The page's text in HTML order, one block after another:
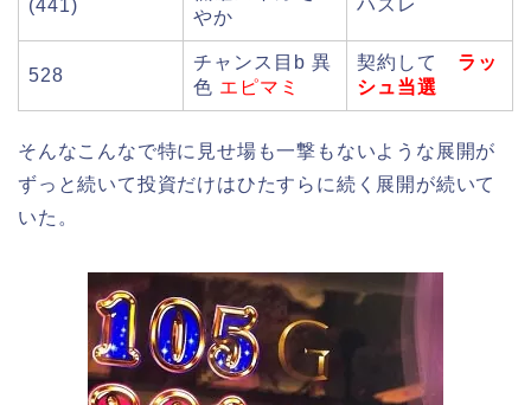
(441)
やか
ハズレ
528
チャンス目b 異
色 エピマミ
契約して ラッ
シュ当選
そんなこんなで特に見せ場も一撃もないような展開が
ずっと続いて投資だけはひたすらに続く展開が続いて
いた。